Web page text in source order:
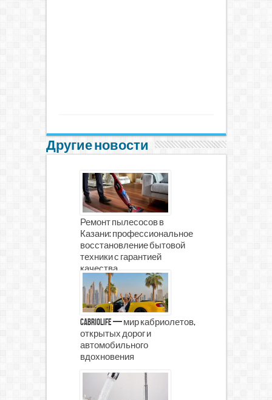
Другие новости
Ремонт пылесосов в
Казани: профессиональное
восстановление бытовой
техники с гарантией
качества
CabrioLife — мир кабриолетов,
открытых дорог и
автомобильного
вдохновения